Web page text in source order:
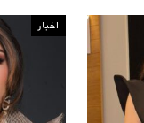
اخبار